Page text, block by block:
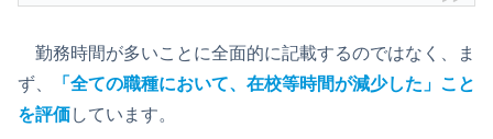
勤務時間が多いことに全面的に記載するのではなく、ま
ず、
「全ての職種において、在校等時間が減少した」こと
を評価しています。